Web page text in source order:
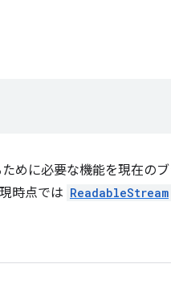
めに必要な機能を現在の
時点では ReadableStream